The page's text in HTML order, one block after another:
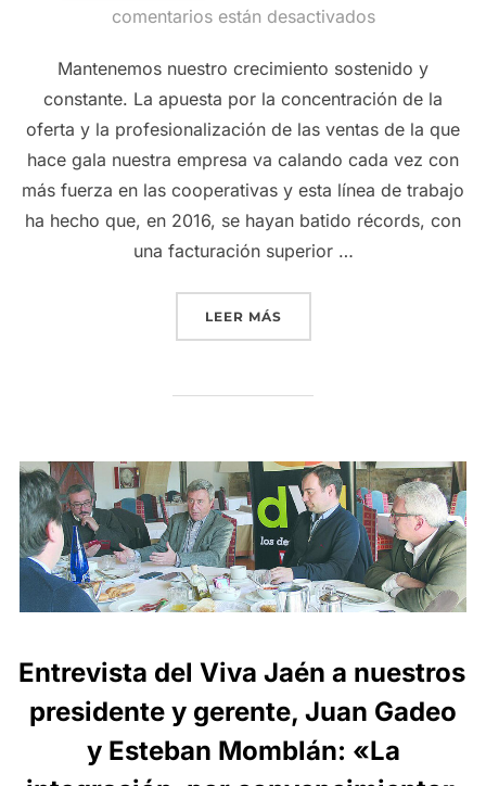
el
comentarios están desactivados
Mantenemos nuestro crecimiento sostenido y
constante. La apuesta por la concentración de la
oferta y la profesionalización de las ventas de la que
hace gala nuestra empresa va calando cada vez con
más fuerza en las cooperativas y esta línea de trabajo
ha hecho que, en 2016, se hayan batido récords, con
una facturación superior …
LEER MÁS«RÉCORD DE
Entrevista del Viva Jaén a nuestros
presidente y gerente, Juan Gadeo
y Esteban Momblán: «La